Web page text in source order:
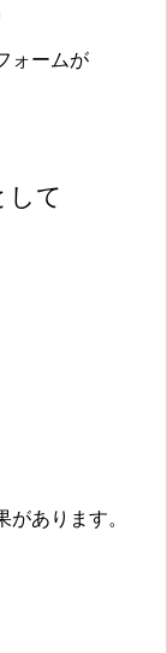
ォームが
して
あります。